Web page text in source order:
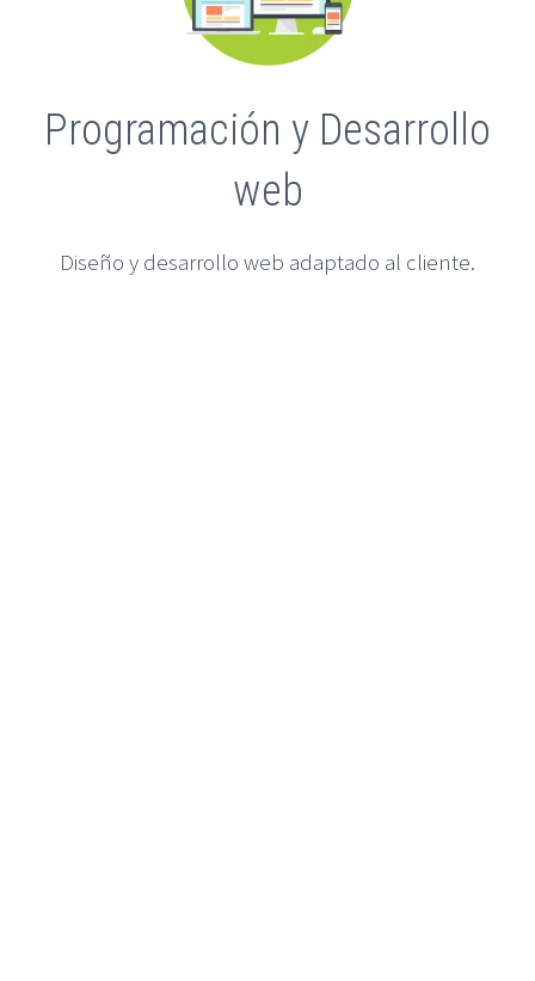
Programación y Desarrollo
web
Diseño y desarrollo web adaptado al cliente.